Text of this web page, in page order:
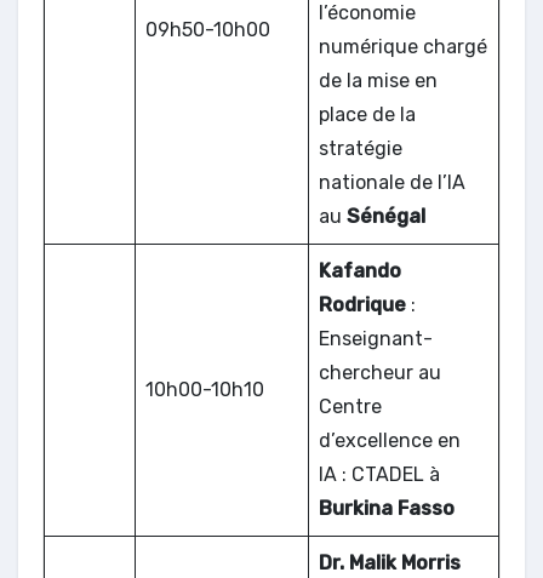
09h50-10h00
l’économie
numérique chargé
de la mise en
place de la
stratégie
nationale de l’IA
au Sénégal
10h00-10h10
Kafando
Rodrique :
Enseignant-
chercheur au
Centre
d’excellence en
IA : CTADEL à
Burkina Fasso
Dr. Malik Morris